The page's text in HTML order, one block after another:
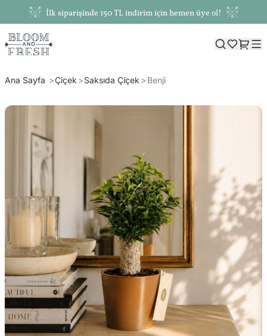
İlk siparişinde 150 TL indirim için hemen üye ol!
Ana Sayfa Çiçek Saksıda Çiçek Benji